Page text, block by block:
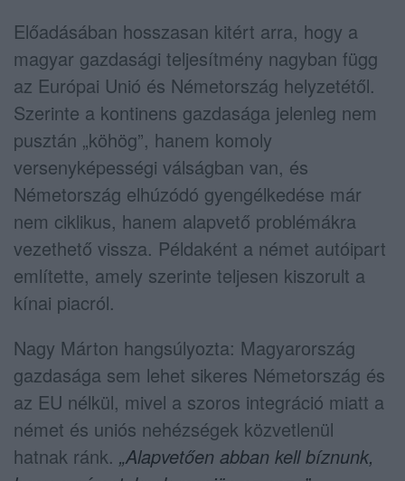
Előadásában hosszasan kitért arra, hogy a
magyar gazdasági teljesítmény nagyban függ
az Európai Unió és Németország helyzetétől.
Szerinte a kontinens gazdasága jelenleg nem
pusztán „köhög”, hanem komoly
versenyképességi válságban van, és
Németország elhúzódó gyengélkedése már
nem ciklikus, hanem alapvető problémákra
vezethető vissza. Példaként a német autóipart
említette, amely szerinte teljesen kiszorult a
kínai piacról.
Nagy Márton hangsúlyozta: Magyarország
gazdasága sem lehet sikeres Németország és
az EU nélkül, mivel a szoros integráció miatt a
német és uniós nehézségek közvetlenül
hatnak ránk. „Alapvetően abban kell bíznunk,